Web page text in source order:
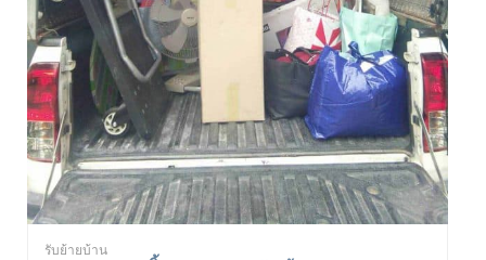
รับย้ายบ้าน